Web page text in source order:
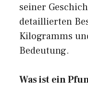
seiner
detaillierten
Kilogramms
Bedeutung.
Was ist ein